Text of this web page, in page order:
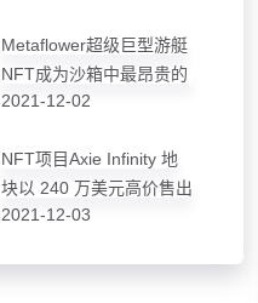
Metaflower超级巨型游艇
NFT成为沙箱中最昂贵的
2021-12-02
NFT项目Axie Infinity 地
块以 240 万美元高价售出
2021-12-03